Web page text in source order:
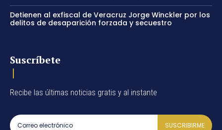
Detienen al exfiscal de Veracruz Jorge Winckler por los
delitos de desaparición forzada y secuestro
Suscríbete
Recibe las últimas noticias gratis y al instante
SUSCRIBIRME